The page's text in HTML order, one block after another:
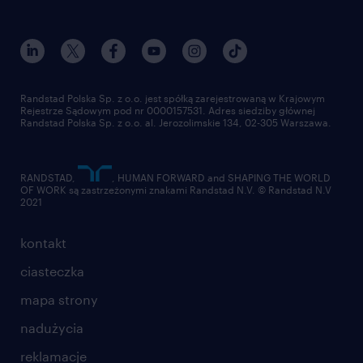
dla mediów
dla dostawców
nasz świat
pracuj w randstad
złóż CV
kontakt
ciasteczka
mapa strony
nadużycia
reklamacje
Randstad Polska Sp. z o.o. jest spółką zarejestrowaną w Krajowym
Rejestrze Sądowym pod nr 0000157531. Adres siedziby głównej
Randstad Polska Sp. z o.o. al. Jerozolimskie 134, 02-305 Warszawa.
RANDSTAD,
, HUMAN FORWARD and SHAPING THE WORLD
OF WORK są zastrzeżonymi znakami Randstad N.V. © Randstad N.V
2021